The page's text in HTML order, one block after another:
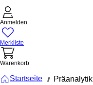
Anmelden
Merkliste
Warenkorb
Startseite /// Präanalytik